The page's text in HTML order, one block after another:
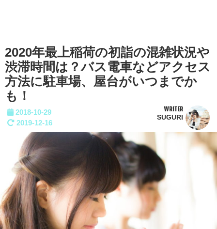
2020年最上稲荷の初詣の混雑状況や
渋滞時間は？バス電車などアクセス
方法に駐車場、屋台がいつまでか
も！
2018-10-29
2019-12-16
WRITER
SUGURI